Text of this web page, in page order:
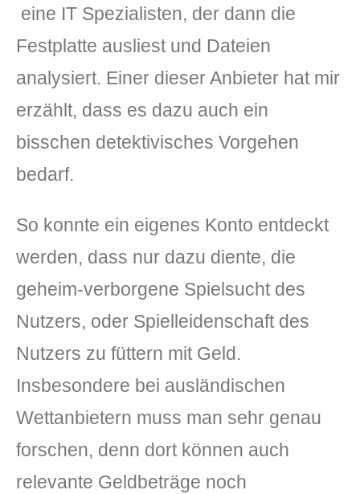
eine IT Spezialisten, der dann die
Festplatte ausliest und Dateien
analysiert. Einer dieser Anbieter hat mir
erzählt, dass es dazu auch ein
bisschen detektivisches Vorgehen
bedarf.
So konnte ein eigenes Konto entdeckt
werden, dass nur dazu diente, die
geheim-verborgene Spielsucht des
Nutzers, oder Spielleidenschaft des
Nutzers zu füttern mit Geld.
Insbesondere bei ausländischen
Wettanbietern muss man sehr genau
forschen, denn dort können auch
relevante Geldbeträge noch